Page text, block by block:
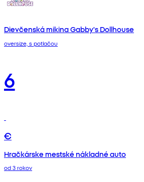
Dievčenská mikina Gabby's Dollhouse
oversize, s potlačou
6
€
Hračkárske mestské nákladné auto
od 3 rokov